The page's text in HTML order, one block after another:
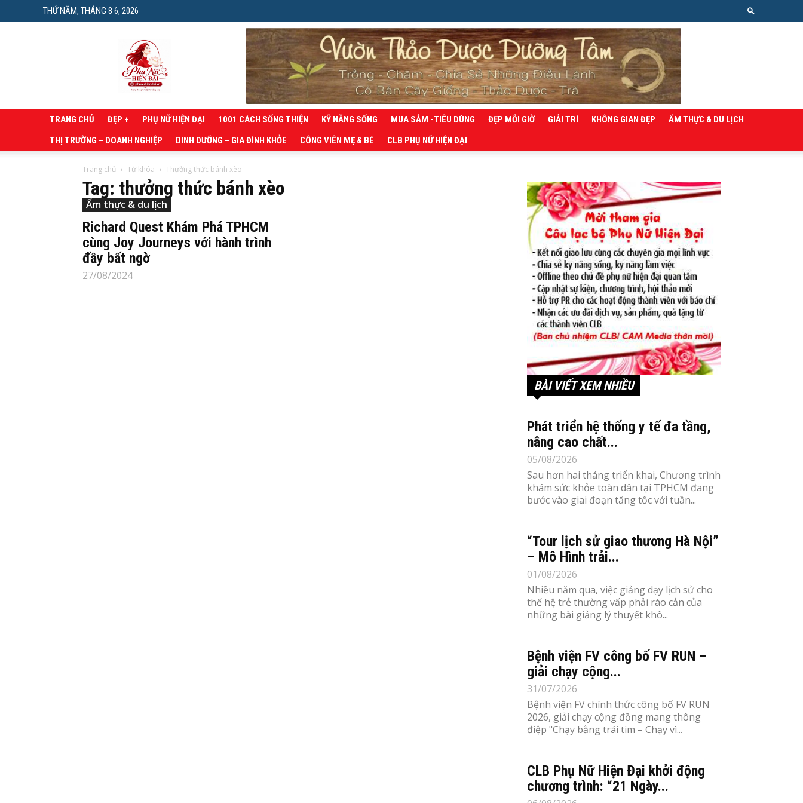
THỨ NĂM, THÁNG 8 6, 2026
Phụ
nữ
hiện
đại
TRANG CHỦ ĐẸP + PHỤ NỮ HIỆN ĐẠI 1001 CÁCH SỐNG THIỆN KỸ NĂNG SỐNG MUA SẮM -TIÊU DÙNG ĐẸP MỖI GIỜ GIẢI TRÍ KHÔNG GIAN ĐẸP
ẨM THỰC & DU LỊCH
THỊ TRƯỜNG – DOANH NGHIỆP
DINH DƯỠNG – GIA ĐÌNH KHỎE CÔNG VIÊN MẸ & BÉ CLB PHỤ NỮ HIỆN ĐẠI
Trang chủ Từ khóa Thưởng thức bánh xèo
Tag: thưởng thức bánh xèo
Ẩm thực & du lịch
Richard Quest Khám Phá TPHCM
cùng Joy Journeys với hành trình
đầy bất ngờ
27/08/2024
BÀI VIẾT XEM NHIỀU
Phát triển hệ thống y tế đa tầng,
nâng cao chất...
05/08/2026
Sau hơn hai tháng triển khai, Chương trình
khám sức khỏe toàn dân tại TPHCM đang
bước vào giai đoạn tăng tốc với tuần...
“Tour lịch sử giao thương Hà Nội”
– Mô Hình trải...
01/08/2026
Nhiều năm qua, việc giảng dạy lịch sử cho
thế hệ trẻ thường vấp phải rào cản của
những bài giảng lý thuyết khô...
Bệnh viện FV công bố FV RUN –
giải chạy cộng...
31/07/2026
Bệnh viện FV chính thức công bố FV RUN
2026, giải chạy cộng đồng mang thông
điệp "Chạy bằng trái tim – Chạy vì...
CLB Phụ Nữ Hiện Đại khởi động
chương trình: “21 Ngày...